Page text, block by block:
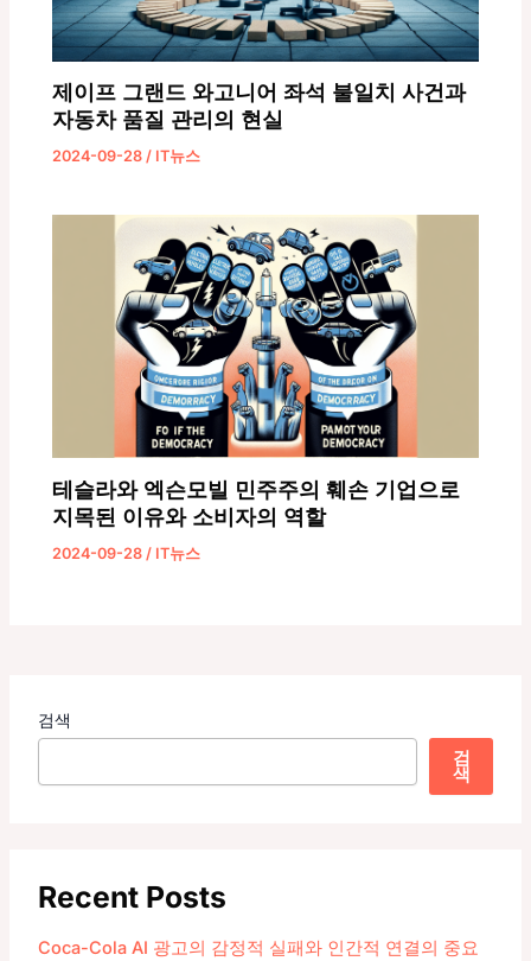
제이프 그랜드 와고니어 좌석 불일치 사건과
자동차 품질 관리의 현실
2024-09-28/ IT뉴스
테슬라와 엑슨모빌 민주주의 훼손 기업으로
지목된 이유와 소비자의 역할
2024-09-28 / IT뉴스
검색
검
색
Recent Posts
Coca-Cola AI 광고의 감정적 실패와 인간적 연결의 중요